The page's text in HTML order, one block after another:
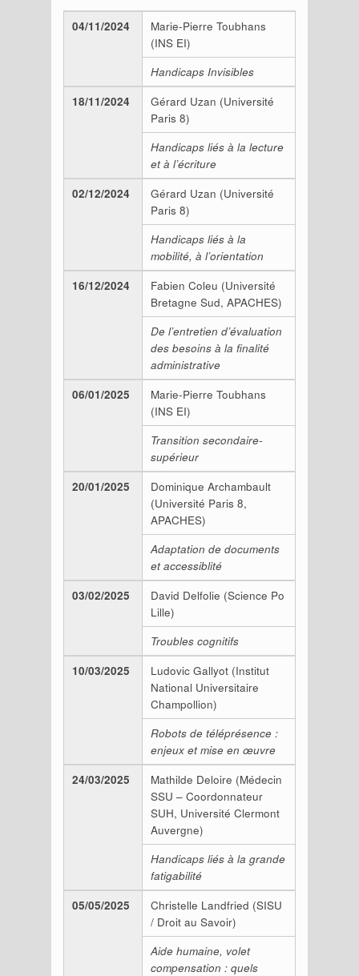
04/11/2024
Marie-Pierre Toubhans
(INS EI)
Handicaps Invisibles
18/11/2024
Gérard Uzan (Université
Paris 8)
Handicaps liés à la lecture
et à l’écriture
02/12/2024
Gérard Uzan (Université
Paris 8)
Handicaps liés à la
mobilité, à l’orientation
16/12/2024
Fabien Coleu (Université
Bretagne Sud, APACHES)
De l’entretien d’évaluation
des besoins à la finalité
administrative
06/01/2025
Marie-Pierre Toubhans
(INS EI)
Transition secondaire-
supérieur
20/01/2025
Dominique Archambault
(Université Paris 8,
APACHES)
Adaptation de documents
et accessiblité
03/02/2025
David Delfolie (Science Po
Lille)
Troubles cognitifs
10/03/2025
Ludovic Gallyot (Institut
National Universitaire
Champollion)
Robots de téléprésence :
enjeux et mise en œuvre
24/03/2025
Mathilde Deloire (Médecin
SSU – Coordonnateur
SUH, Université Clermont
Auvergne)
Handicaps liés à la grande
fatigabilité
05/05/2025
Christelle Landfried (SISU
/ Droit au Savoir)
Aide humaine, volet
compensation : quels